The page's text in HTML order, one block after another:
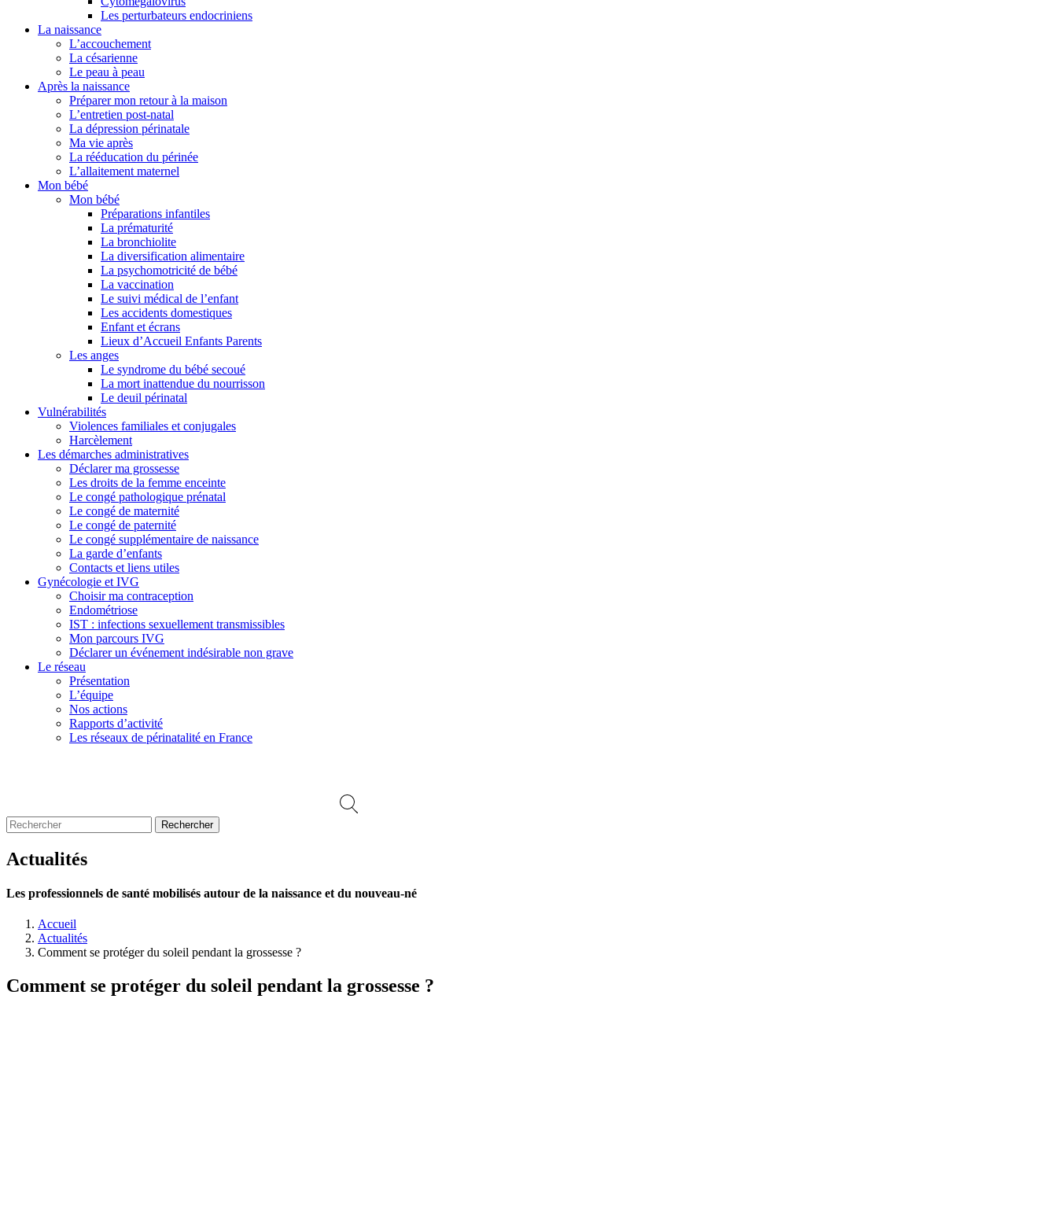
Les perturbateurs endocriniens
La naissance
L’accouchement
La césarienne
Le peau à peau
Après la naissance
Préparer mon retour à la maison
L’entretien post-natal
La dépression périnatale
Ma vie après
La rééducation du périnée
L’allaitement maternel
Mon bébé
Mon bébé
Préparations infantiles
La prématurité
La bronchiolite
La diversification alimentaire
La psychomotricité de bébé
La vaccination
Le suivi médical de l’enfant
Les accidents domestiques
Enfant et écrans
Lieux d’Accueil Enfants Parents
Les anges
Le syndrome du bébé secoué
La mort inattendue du nourrisson
Le deuil périnatal
Vulnérabilités
Violences familiales et conjugales
Harcèlement
Les démarches administratives
Déclarer ma grossesse
Les droits de la femme enceinte
Le congé pathologique prénatal
Le congé de maternité
Le congé de paternité
Le congé supplémentaire de naissance
La garde d’enfants
Contacts et liens utiles
Gynécologie et IVG
Choisir ma contraception
Endométriose
IST : infections sexuellement transmissibles
Mon parcours IVG
Déclarer un événement indésirable non grave
Le réseau
Présentation
L’équipe
Nos actions
Rapports d’activité
Les réseaux de périnatalité en France
Actualités
Les professionnels de santé mobilisés autour de la naissance et du nouveau-né
Accueil
Actualités
Comment se protéger du soleil pendant la grossesse ?
Comment se protéger du soleil pendant la grossesse ?